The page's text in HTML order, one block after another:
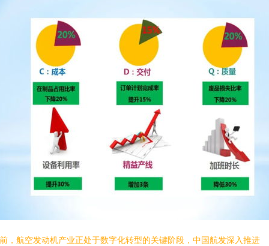
，航空发动机产业正处于数字化转型的关键阶段，中国航发深入推进